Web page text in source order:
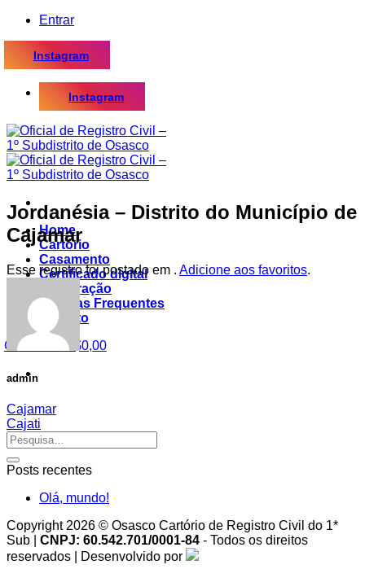
Skip
content
Entrar
Instagram
Instagram
Home
Cartório
Casamento
Certificado digital
Procuração
Dúvidas Frequentes
Contato
Carrinho /
R$0,00
Jordanésia – Distrito do Município de
Cajamar
Esse registro foi postado em . Adicione aos favoritos.
admin
Cajamar
Cajati
Posts recentes
Olá, mundo!
Copyright 2026 © Osasco Cartório de Registro Civil do 1*
Sub | CNPJ: 60.542.701/0001-84 - Todos os direitos
reservados | Desenvolvido por